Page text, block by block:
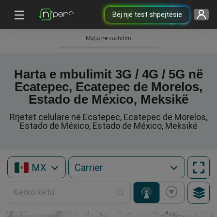
Bëj një test shpejtësie
Matja në vazhdim
Harta e mbulimit 3G / 4G / 5G në
Ecatepec, Ecatepec de Morelos,
Estado de México, Meksikë
Rrjetet celulare në Ecatepec, Ecatepec de Morelos,
Estado de México, Estado de México, Meksikë
MX